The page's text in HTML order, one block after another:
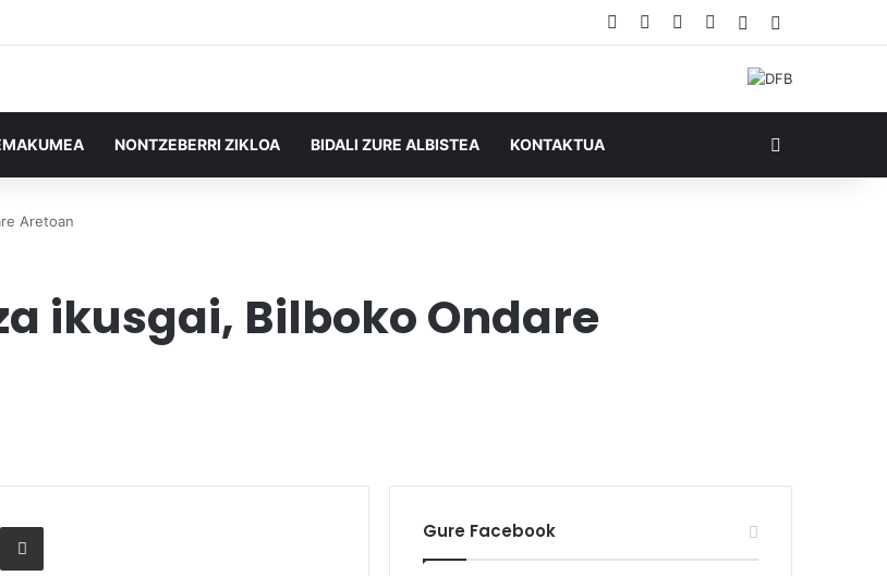
Facebook YouTube
RSS Ausazko
NONTZEBERRI ZIKLOA BIDALI ZURE ALBISTEA KONTAKTUA
Aretoan
ikusgai, Bilboko Ondare
Gure Facebook